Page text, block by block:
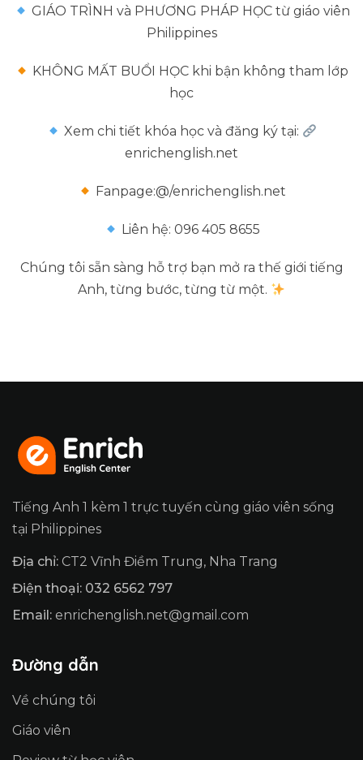
GIÁO TRÌNH và PHƯƠNG PHÁP HỌC từ giáo viên
Philippines
KHÔNG MẤT BUỔI HỌC khi bận không tham lớp
học
Xem chi tiết khóa học và đăng ký tại:
enrichenglish.net
Fanpage:@/enrichenglish.net
Liên hệ: 096 405 8655
Chúng tôi sẵn sàng hỗ trợ bạn mở ra thế giới tiếng
Anh, từng bước, từng từ một.
Tiếng Anh 1 kèm 1 trực tuyến cùng giáo viên sống
tại Philippines
Địa chỉ: CT2 Vĩnh Điềm Trung, Nha Trang
Điện thoại: 032 6562 797
Email: enrichenglish.net@gmail.com
Đường dẫn
Về chúng tôi
Giáo viên